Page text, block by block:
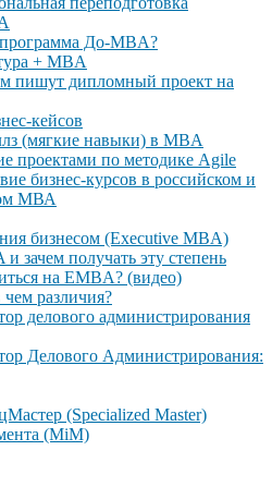
программа До-MBA?
+ MBA
пишут дипломный проект на
кейсов
(мягкие навыки) в MBA
проектами по методике Agile
бизнес-курсов в российском и
МВА
бизнесом (Executive MBA)
зачем получать эту степень
на EMBA? (видео)
различия?
делового администрирования
Делового Администрирования:
(Specialized Master)
(MiM)